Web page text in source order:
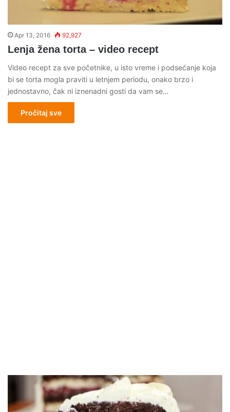
Apr 13, 2016 92,927
Lenja žena torta – video recept
Video recept za sve početnike, u isto vreme i podsećanje koja
bi se torta mogla praviti u letnjem periodu, onako brzo i
jednostavno, čak ni iznenadni gosti da vam se…
Pročitaj sve